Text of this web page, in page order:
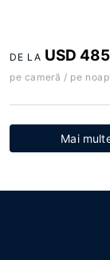
DE LA USD 485
pe cameră / pe
Mai